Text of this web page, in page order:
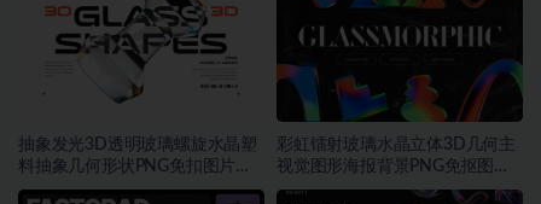
抽象发光3D透明玻璃螺旋水晶塑
料抽象几何形状PNG免扣图片设
计素材
彩虹镭射玻璃水晶立体3D几何主
视觉图形海报背景PNG免抠图片
素材